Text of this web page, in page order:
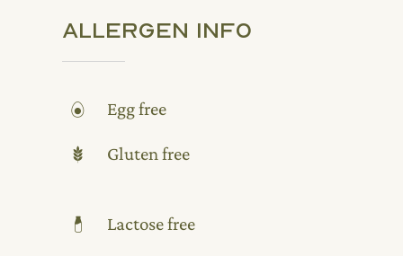
Allergen Info
Egg free
Gluten free
Lactose free